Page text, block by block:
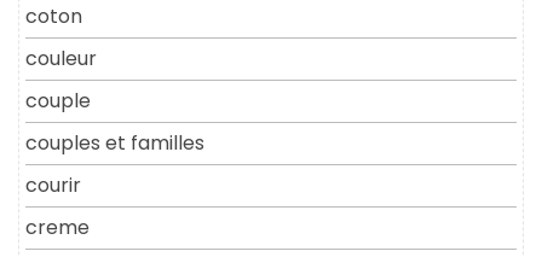
coton
couleur
couple
couples et familles
courir
creme